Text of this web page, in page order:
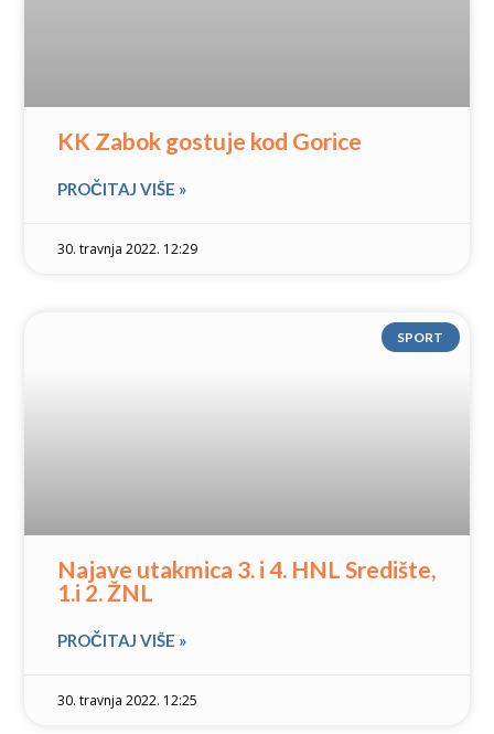
KK Zabok gostuje kod Gorice
PROČITAJ VIŠE »
30. travnja 2022. 12:29
SPORT
Najave utakmica 3. i 4. HNL Središte,
1.i 2. ŽNL
PROČITAJ VIŠE »
30. travnja 2022. 12:25